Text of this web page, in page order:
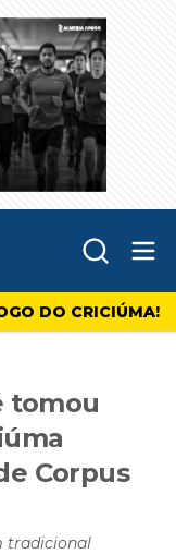
DO CRICIÚMA!
tomou
Corpus
tradicional